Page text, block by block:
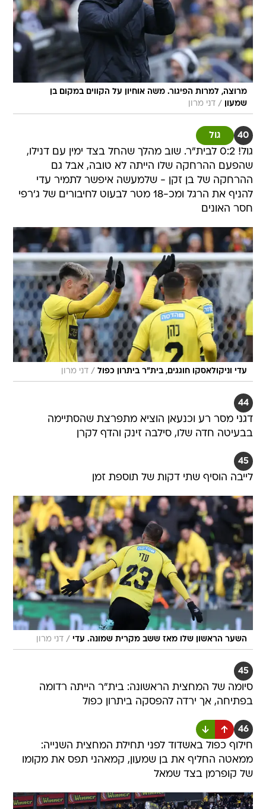
מרוצה, למרות הפיגור. משה אוחיון על הקווים במקום בן
שמעון
/ דני מרון
40 גול
גול! 0:2 לבית"ר. שוב מהלך שהחל בצד ימין עם דנילו,
שהפעם ההרחקה שלו הייתה לא טובה, אבל גם
ההרחקה של בן זקן - שלמעשה איפשר לתמיר עדי
להניף את הרגל ומכ-18 מטר לבעוט לחיבורים של ג'רפי
חסר האונים
עדי וניקולאסקו חוגגים, בית"ר ביתרון כפול / דני מרון
44
דגני מסר רע וכנעאן הוציא מתפרצת שהסתיימה
בבעיטה חדה שלו, סילבה זינק והדף לקרן
45
לייבה הוסיף שתי דקות של תוספת זמן
השער הראשון שלו מאז ששב מקרית שמונה. עדי / דני מרון
45
סיומה של המחצית הראשונה: בית"ר הייתה רדומה
בפתיחה, אך ירדה להפסקה ביתרון כפול
46
חילוף כפול באשדוד לפני תחילת המחצית השנייה:
ממאטה החליף את בן שמעון, קמאהני תפס את מקומו
של קופרמן בצד שמאל